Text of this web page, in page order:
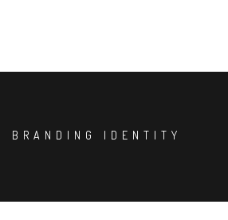
BRANDING IDENTITY